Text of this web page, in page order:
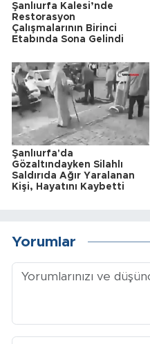
Şanlıurfa Kalesi’nde
Restorasyon
Çalışmalarının Birinci
Etabında Sona Gelindi
Şanlıurfa'da
Gözaltındayken Silahlı
Saldırıda Ağır Yaralanan
Kişi, Hayatını Kaybetti
Yorumlar